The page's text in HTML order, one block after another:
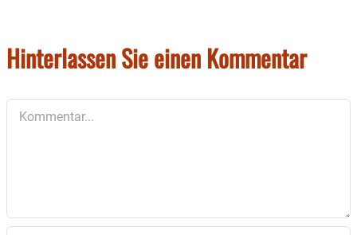
www.theaterverein-rott.de
Kontakt: Telefon 0151 / 41231112.
Hinterlassen Sie einen Kommentar